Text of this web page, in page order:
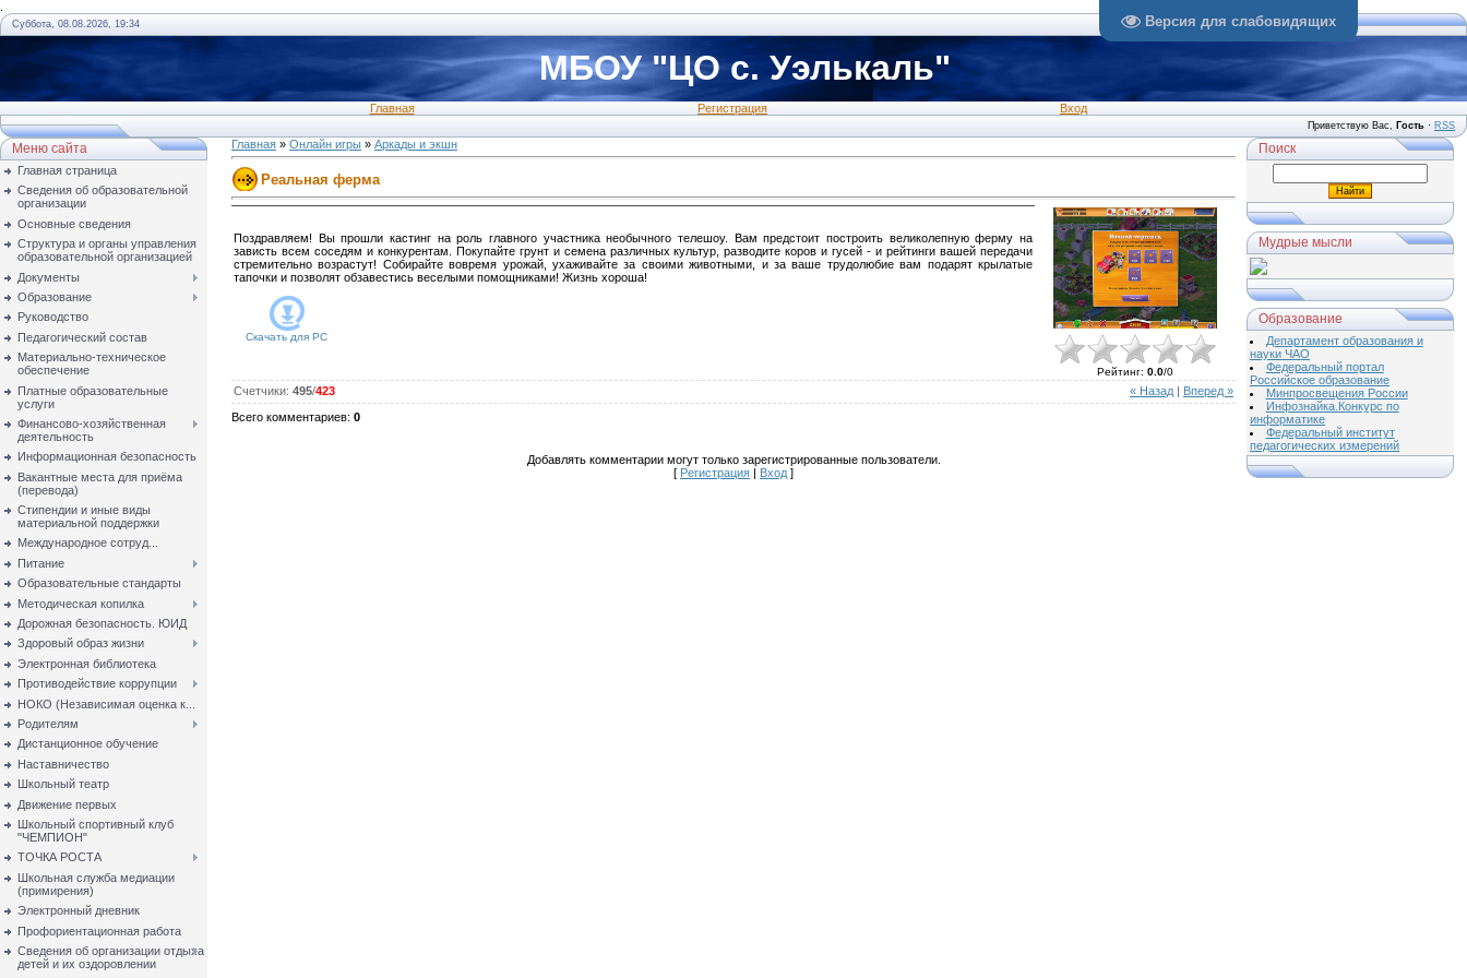
Версия для слабовидящих
Суббота, 08.08.2026, 19:34
МБОУ "ЦО с. Уэлькаль"
Главная Регистрация Вход
Приветствую Вас, Гость · RSS
Меню сайта
Главная страница
Сведения об образовательной
организации
Основные сведения
Структура и органы управления
образовательной организацией
Документы
Образование
Руководство
Педагогический состав
Материально-техническое
обеспечение
Платные образовательные
услуги
Финансово-хозяйственная
деятельность
Информационная безопасность
Вакантные места для приёма
(перевода)
Стипендии и иные виды
материальной поддержки
Международное сотруд...
Питание
Образовательные стандарты
Методическая копилка
Дорожная безопасность. ЮИД
Здоровый образ жизни
Электронная библиотека
Противодействие коррупции
НОКО (Независимая оценка к...
Родителям
Дистанционное обучение
Наставничество
Школьный театр
Движение первых
Школьный спортивный клуб
"ЧЕМПИОН"
ТОЧКА РОСТА
Школьная служба медиации
(примирения)
Электронный дневник
Профориентационная работа
Сведения об организации отдыха
детей и их оздоровлении
Главная » Онлайн игры » Аркады и экшн
Реальная ферма
Поздравляем! Вы прошли кастинг на роль главного участника необычного телешоу. Вам предстоит построить великолепную ферму на
зависть всем соседям и конкурентам. Покупайте грунт и семена различных культур, разводите коров и гусей - и рейтинги вашей передачи
стремительно возрастут! Собирайте вовремя урожай, ухаживайте за своими животными, и за ваше трудолюбие вам подарят крылатые
тапочки и позволят обзавестись веселыми помощниками! Жизнь хороша!
Скачать для PC
Рейтинг: 0.0/0
« Назад Вперед »
Счетчики: 495/423
Всего комментариев: 0
Добавлять комментарии могут только зарегистрированные пользователи.
[ Регистрация Вход ]
Поиск
Мудрые мысли
Образование
Департамент образования и
науки ЧАО
Федеральный портал
Российское образование
Минпросвещения России
Инфознайка.Конкурс по
информатике
Федеральный институт
педагогических измерений